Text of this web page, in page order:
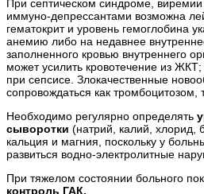
При септическом синдроме,
иммуно-депрессантами возможна
гематокрит и уровень гемоглобина
анемию либо на недавнее
заполненного кровью внутреннего
может усилить кровотечение из
при сепсисе. Злокачественные
сопровождаться как тромбоцитозом,
Необходимо регулярно определять
сыворотки (натрий, калий, хлорид,
кальция и магния, поскольку у
развиться водно-электролитные
При тяжелом состоянии больного
контроль ГАК.